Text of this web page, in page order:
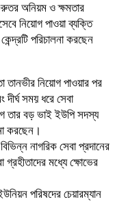
অনিয়ম ও ক্ষমতার
নিয়োগ পাওয়া ব্যক্তি
পরিচালনা করছেন
নিয়োগ পাওয়ার পর
সময় ধরে সেবা
তার বড় ভাই ইউপি সদস্য
করছেন।
নাগরিক সেবা প্রদানের
গ্রহীতাদের মধ্যে ক্ষোভের
পরিষদের চেয়ারম্যান